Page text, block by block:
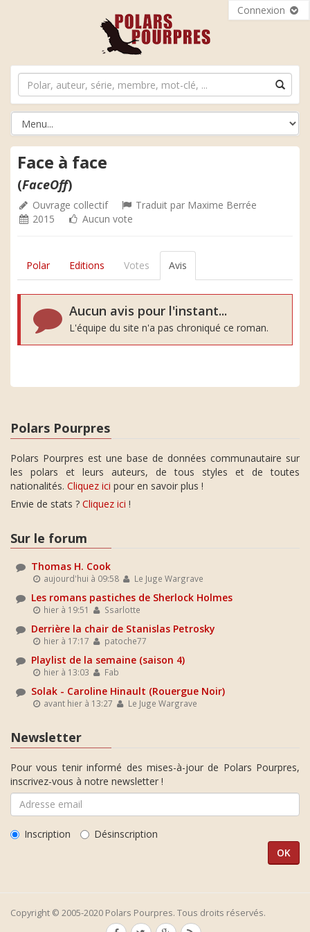
Connexion
Face à face
(FaceOff)
Ouvrage collectif Traduit par Maxime Berrée
2015
Aucun vote
Polar Editions Votes Avis
Aucun avis pour l'instant...
L'équipe du site n'a pas chroniqué ce roman.
Polars Pourpres
Polars Pourpres est une base de données communautaire sur
les polars et leurs auteurs, de tous styles et de toutes
nationalités. Cliquez ici pour en savoir plus !
Envie de stats ? Cliquez ici !
Sur le forum
Thomas H. Cook
aujourd'hui à 09:58 Le Juge Wargrave
Les romans pastiches de Sherlock Holmes
hier à 19:51 Ssarlotte
Derrière la chair de Stanislas Petrosky
hier à 17:17 patoche77
Playlist de la semaine (saison 4)
hier à 13:03 Fab
Solak - Caroline Hinault (Rouergue Noir)
avant hier à 13:27 Le Juge Wargrave
Newsletter
Pour vous tenir informé des mises-à-jour de Polars Pourpres,
inscrivez-vous à notre newsletter !
Inscription Désinscription
Copyright © 2005-2020 Polars Pourpres. Tous droits réservés.